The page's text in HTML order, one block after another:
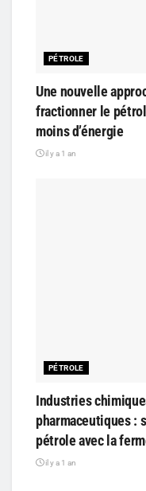
PÉTROLE
Une nouvelle
fractionner le
moins d’énergie
il y a 1 an
PÉTROLE
Industries
pharmaceutiques :
pétrole avec la
il y a 1 an